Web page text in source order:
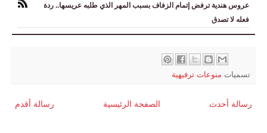
عروس هندية ترفض إتمام الزفاف بسبب المهر الذي طلبه عريسها.. ردة
فعله لا تصدق
تسميات منوعات ترفيهية
رسالة أحدث رسالة أقدم الصفحة الرئيسية